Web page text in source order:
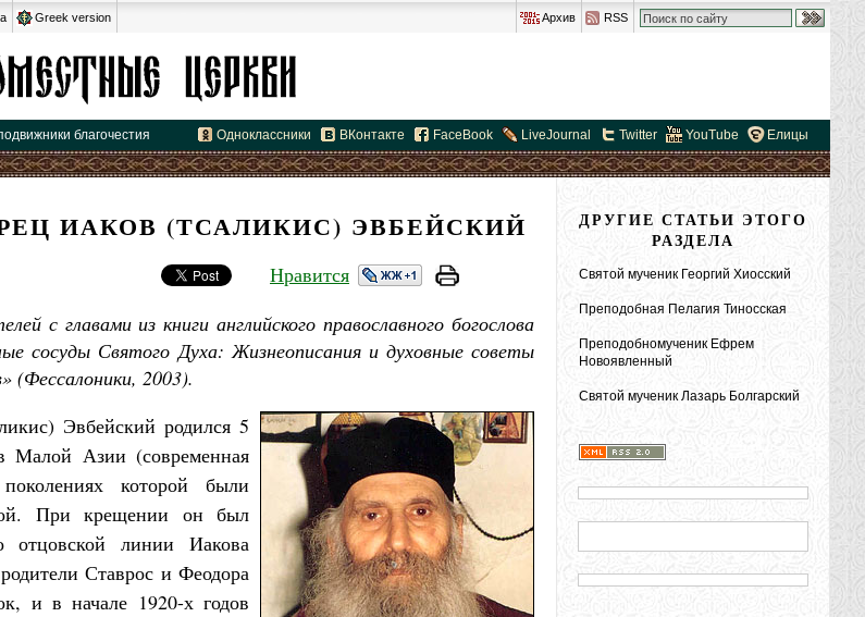
Greek version Архив RSS
благочестия Одноклассники ВКонтакте FaceBook LiveJournal Twitter YouTube Елицы
ИАКОВ (ТСАЛИКИС) ЭВБЕЙСКИЙ
Нравится
с главами из книги английского православного богослова
сосуды Святого Духа: Жизнеописания и духовные советы
(Фессалоники, 2003).
Эвбейский родился 5
Малой Азии (современная
которой были
При крещении он был
линии Иакова
Ставрос и Феодора
и в начале 1920-х годов
ДРУГИЕ СТАТЬИ ЭТОГО
РАЗДЕЛА
Святой мученик Георгий Хиосский
Преподобная Пелагия Тиносская
Преподобномученик Ефрем
Новоявленный
Святой мученик Лазарь Болгарский